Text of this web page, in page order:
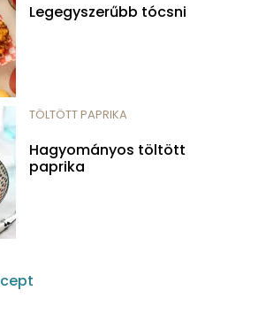
Legegyszerűbb tócsni
TÖLTÖTT PAPRIKA
Hagyományos töltött
paprika